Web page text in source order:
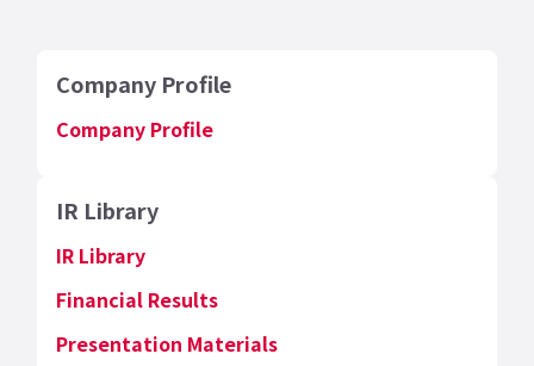
Company Profile
Company Profile
IR Library
IR Library
Financial Results
Presentation Materials